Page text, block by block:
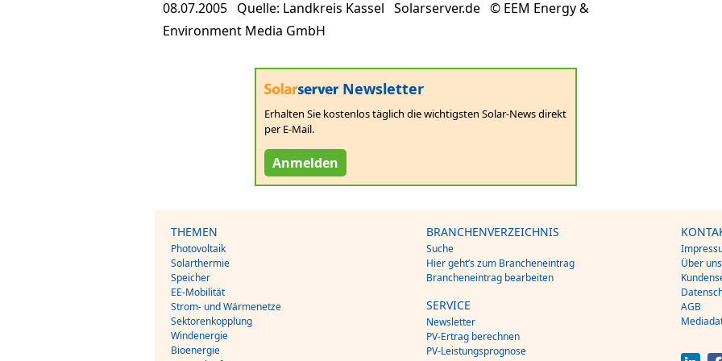
08.07.2005 Quelle: Landkreis Kassel Solarserver.de © EEM Energy &
Environment Media GmbH
Newsletter
Erhalten Sie kostenlos täglich die wichtigsten Solar-News direkt
per E-Mail.
Anmelden
THEMEN
Photovoltaik
Solarthermie
Speicher
EE-Mobilität
Strom- und Wärmenetze
Sektorenkopplung
Windenergie
Bioenergie
BRANCHENVERZEICHNIS
Suche
Hier geht’s zum Brancheneintrag
Brancheneintrag bearbeiten
SERVICE
Newsletter
PV-Ertrag berechnen
PV-Leistungsprognose
Über uns
AGB